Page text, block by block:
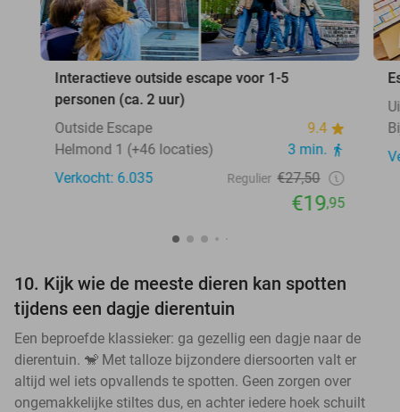
Interactieve outside escape voor 1-5
personen (ca. 2 uur)
Outside Escape
9.4
Helmond 1 (+46 locaties)
3 min.
Verkocht: 6.035
Regulier €27,50
€19,95
10. Kijk wie de meeste dieren kan spotten
tijdens een dagje dierentuin
Een beproefde klassieker: ga gezellig een dagje naar de
dierentuin. 🐒 Met talloze bijzondere diersoorten valt er
altijd wel iets opvallends te spotten. Geen zorgen over
ongemakkelijke stiltes dus, en achter iedere hoek schuilt